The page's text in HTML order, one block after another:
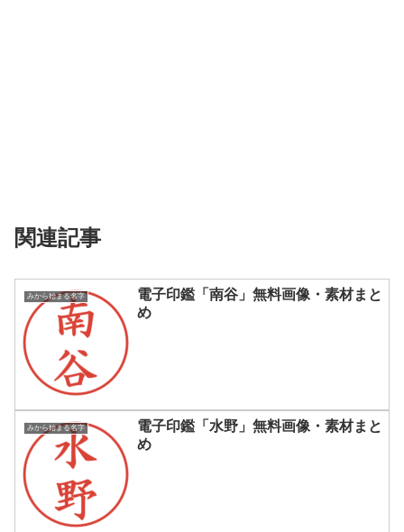
関連記事
みから始まる名字
電子印鑑「南谷」無料画像・素材まと
め
みから始まる名字
電子印鑑「水野」無料画像・素材まと
め